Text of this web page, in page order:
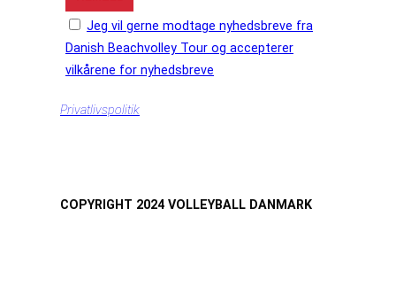
Jeg vil gerne modtage nyhedsbreve fra
Danish Beachvolley Tour og accepterer
vilkårene for nyhedsbreve
Privatlivspolitik
COPYRIGHT 2024 VOLLEYBALL DANMARK